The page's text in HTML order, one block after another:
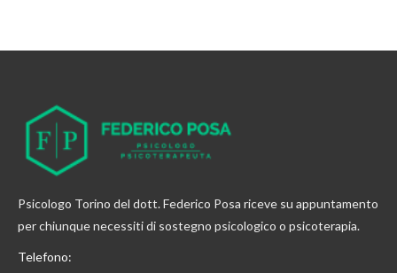
Psicologo Torino del dott. Federico Posa riceve su appuntamento
per chiunque necessiti di sostegno psicologico o psicoterapia.
Telefono: